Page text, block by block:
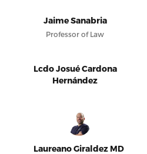
Jaime Sanabria
Professor of Law
Lcdo Josué Cardona
Hernández
Laureano Giraldez MD